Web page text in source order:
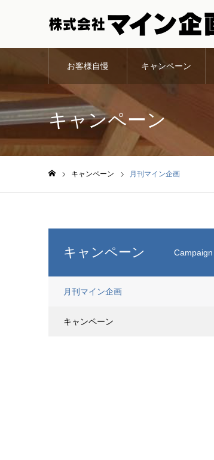
お客様自慢 キャンペーン
キャンペーン
キャンペーン 月刊マイン企画
キャンペーン Campaign
月刊マイン企画
キャンペーン